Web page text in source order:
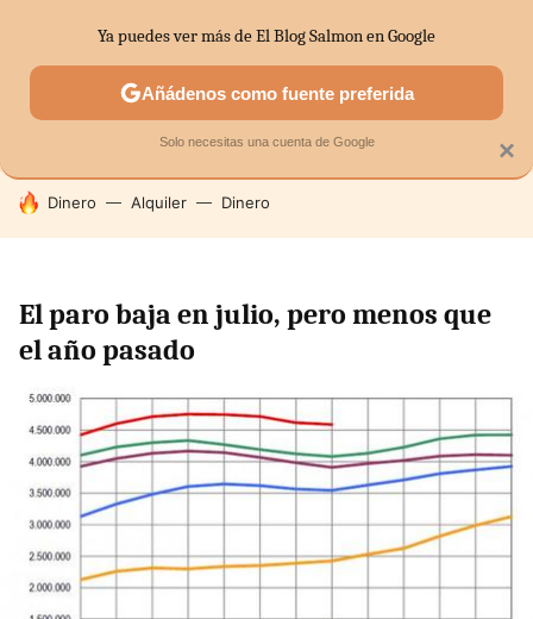
SECTORES ECONOMÍA DOMÉSTICA MERCADOS
HOY SE HABLA DE
Dinero Alquiler Dinero
El paro baja en julio, pero menos que
el año pasado
×
Ya puedes ver más de El Blog Salmon en Google
Añádenos como fuente preferida
Solo necesitas una cuenta de Google